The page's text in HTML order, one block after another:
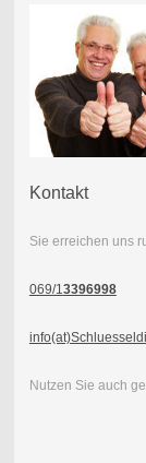
Kontakt
Sie erreichen uns
069/13396998
Nutzen Sie auch